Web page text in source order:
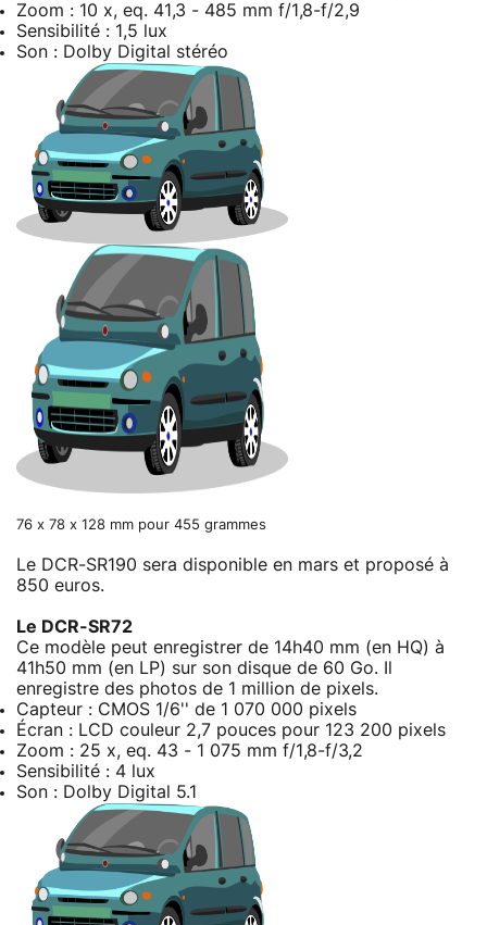
Zoom : 10 x, eq. 41,3 - 485 mm f/1,8-f/2,9
Sensibilité : 1,5 lux
Son : Dolby Digital stéréo
76 x 78 x 128 mm pour 455 grammes
Le DCR-SR190 sera disponible en mars et proposé à
850 euros.
Le DCR-SR72
Ce modèle peut enregistrer de 14h40 mm (en HQ) à
41h50 mm (en LP) sur son disque de 60 Go. Il
enregistre des photos de 1 million de pixels.
Capteur : CMOS 1/6'' de 1 070 000 pixels
Écran : LCD couleur 2,7 pouces pour 123 200 pixels
Zoom : 25 x, eq. 43 - 1 075 mm f/1,8-f/3,2
Sensibilité : 4 lux
Son : Dolby Digital 5.1